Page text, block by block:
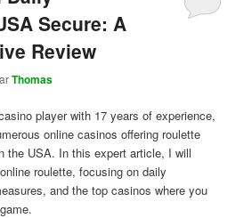
Secure: A
Review
Thomas
player with 17 years of experience,
online casinos offering roulette
the USA. In this expert article, I will
roulette, focusing on daily
and the top casinos where you